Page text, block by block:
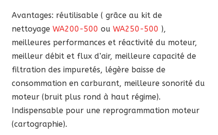
Avantages: réutilisable ( grâce au kit de
nettoyage WA200-500 ou WA250-500 ),
meilleures performances et réactivité du moteur,
meilleur débit et flux d’air, meilleure capacité de
filtration des impuretés, légère baisse de
consommation en carburant, meilleure sonorité du
moteur (bruit plus rond à haut régime).
Indispensable pour une reprogrammation moteur
(cartographie).